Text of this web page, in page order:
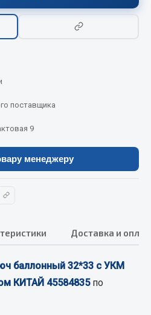
ещё
поставщика
9
менеджеру
Доставка и
баллонный 32*33 с УКМ
КИТАЙ 45584835по